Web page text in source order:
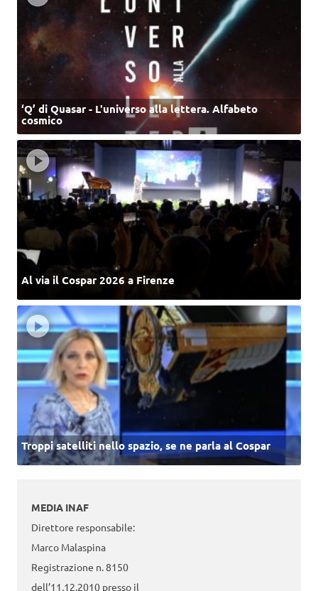
‘Q’ di Quasar - L'universo alla lettera. Alfabeto
cosmico
Al via il Cospar 2026 a Firenze
Troppi satelliti nello spazio, se ne parla al Cospar
MEDIA INAF
Direttore responsabile:
Marco Malaspina
Registrazione n. 8150
dell’11.12.2010 presso il